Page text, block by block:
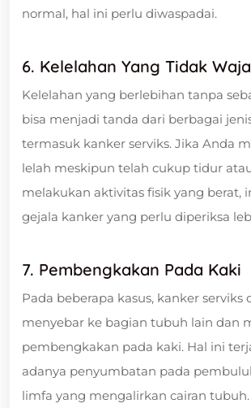
normal, hal ini perlu diwaspadai.
6. Kelelahan Yang Tidak
Kelelahan yang berlebihan tanpa
bisa menjadi tanda dari berbagai
termasuk kanker serviks. Jika Anda
lelah meskipun telah cukup tidur
melakukan aktivitas fisik yang berat,
gejala kanker yang perlu diperiksa
7. Pembengkakan Pada Kaki
Pada beberapa kasus, kanker serviks
menyebar ke bagian tubuh lain dan
pembengkakan pada kaki. Hal ini
adanya penyumbatan pada
limfa yang mengalirkan cairan tubuh.